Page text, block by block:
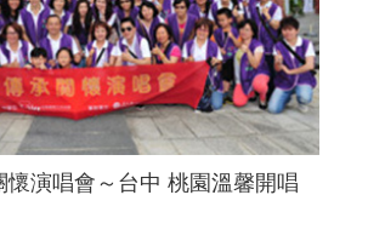
懷演唱會～台中 桃園溫馨開唱